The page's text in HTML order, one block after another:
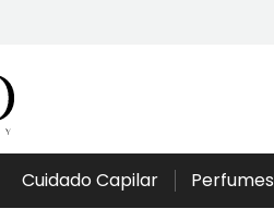
Cuidado Capilar Perfumes